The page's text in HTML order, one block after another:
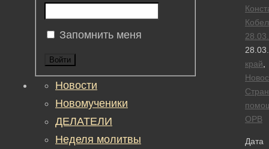
край
ОРВ
Дата
Запомнить меня
Войти
Новости
Новомученики
ДЕЛАТЕЛИ
Неделя молитвы